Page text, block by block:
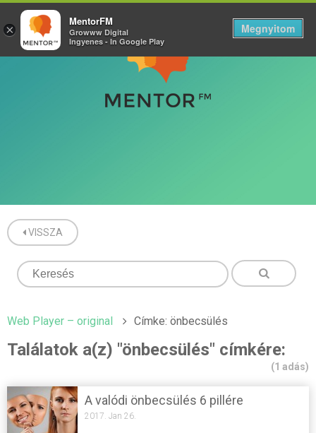
VISSZA
Web Player – original Címke: önbecsülés
Találatok a(z) "önbecsülés" címkére:
(1 adás)
A valódi önbecsülés 6 pillére
2017. Jan 26.
×
MentorFM
Growww Digital
Ingyenes - In Google Play
Megnyitom